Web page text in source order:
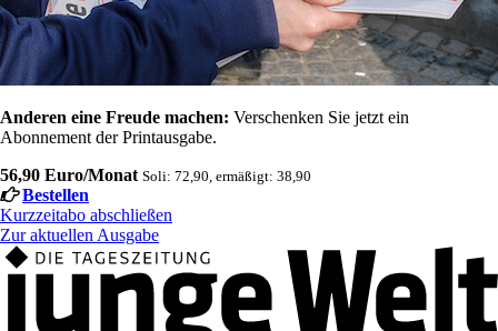
Anderen eine Freude machen: Verschenken Sie jetzt ein
Abonnement der Printausgabe.
56,90 Euro/Monat Soli: 72,90, ermäßigt: 38,90
Bestellen
Kurzzeitabo abschließen
Zur aktuellen Ausgabe